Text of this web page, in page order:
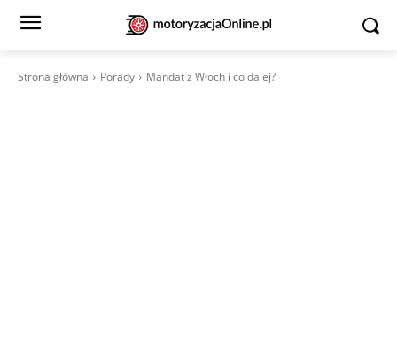
Strona główna Porady Mandat z Włoch i co dalej?